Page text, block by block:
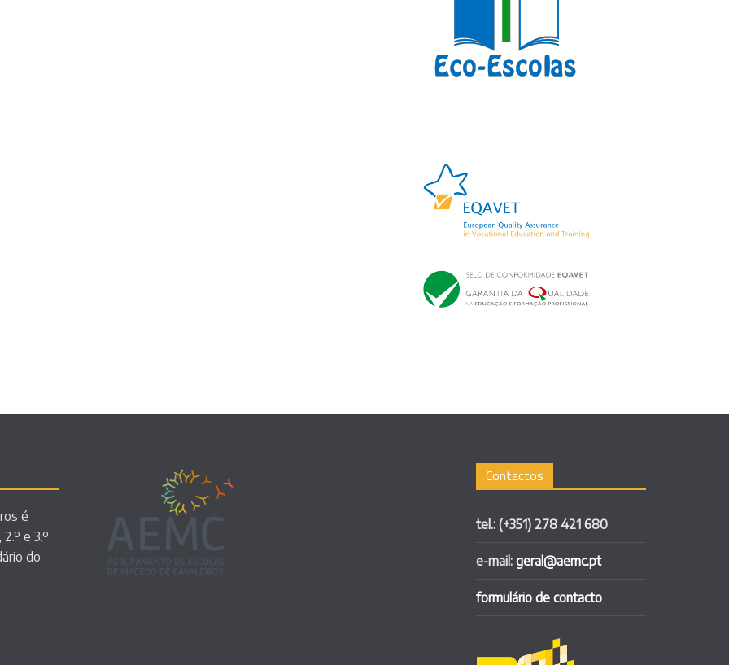
é
e 3.º
do
Contactos
tel.: (+351) 278 421 680
e-mail:geral@aemc.pt
formulário de contacto